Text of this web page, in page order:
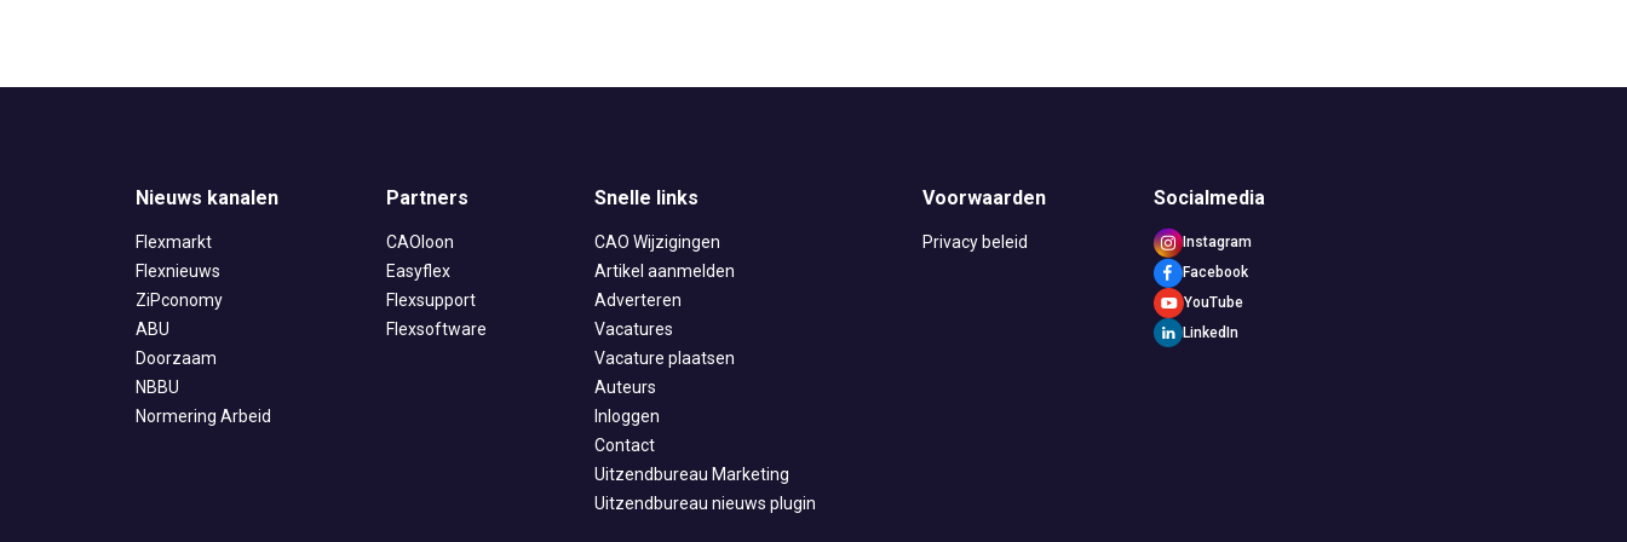
Nieuws kanalen
Flexmarkt
Flexnieuws
ZiPconomy
ABU
Doorzaam
NBBU
Normering Arbeid
Partners
CAOloon
Easyflex
Flexsupport
Flexsoftware
Snelle links
CAO Wijzigingen
Artikel aanmelden
Adverteren
Vacatures
Vacature plaatsen
Auteurs
Inloggen
Contact
Uitzendbureau Marketing
Uitzendbureau nieuws plugin
Voorwaarden
Privacy beleid
Socialmedia
Instagram
Facebook
YouTube
LinkedIn